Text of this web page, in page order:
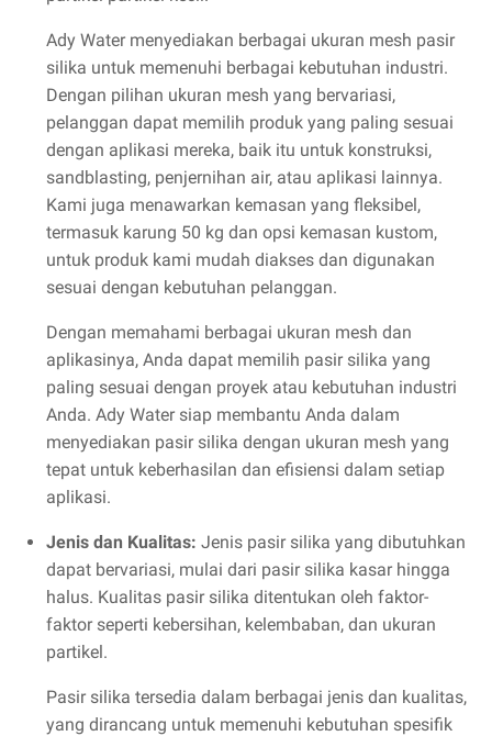
Ady Water menyediakan berbagai ukuran mesh pasir
silika untuk memenuhi berbagai kebutuhan industri.
Dengan pilihan ukuran mesh yang bervariasi,
pelanggan dapat memilih produk yang paling sesuai
dengan aplikasi mereka, baik itu untuk konstruksi,
sandblasting, penjernihan air, atau aplikasi lainnya.
Kami juga menawarkan kemasan yang fleksibel,
termasuk karung 50 kg dan opsi kemasan kustom,
untuk produk kami mudah diakses dan digunakan
sesuai dengan kebutuhan pelanggan.
Dengan memahami berbagai ukuran mesh dan
aplikasinya, Anda dapat memilih pasir silika yang
paling sesuai dengan proyek atau kebutuhan industri
Anda. Ady Water siap membantu Anda dalam
menyediakan pasir silika dengan ukuran mesh yang
tepat untuk keberhasilan dan efisiensi dalam setiap
aplikasi.
Jenis dan Kualitas: Jenis pasir silika yang dibutuhkan
dapat bervariasi, mulai dari pasir silika kasar hingga
halus. Kualitas pasir silika ditentukan oleh faktor-
faktor seperti kebersihan, kelembaban, dan ukuran
partikel.
Pasir silika tersedia dalam berbagai jenis dan kualitas,
yang dirancang untuk memenuhi kebutuhan spesifik